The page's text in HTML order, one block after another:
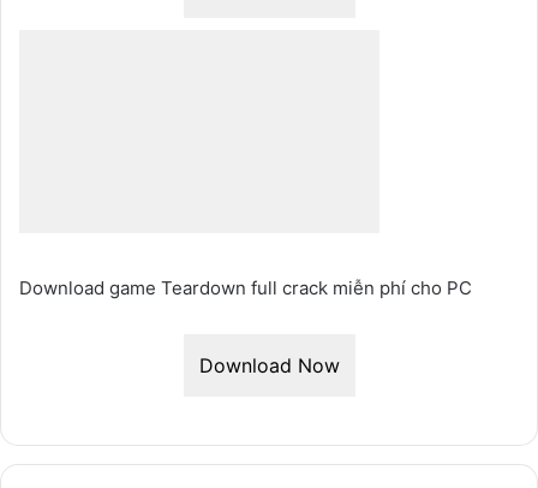
Download game Teardown full crack miễn phí cho PC
Download Now